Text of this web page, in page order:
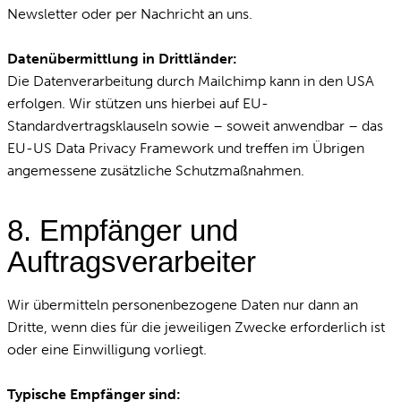
Newsletter oder per Nachricht an uns.
Datenübermittlung in Drittländer:
Die Datenverarbeitung durch Mailchimp kann in den USA
erfolgen. Wir stützen uns hierbei auf EU-
Standardvertragsklauseln sowie – soweit anwendbar – das
EU-US Data Privacy Framework und treffen im Übrigen
angemessene zusätzliche Schutzmaßnahmen.
8. Empfänger und
Auftragsverarbeiter
Wir übermitteln personenbezogene Daten nur dann an
Dritte, wenn dies für die jeweiligen Zwecke erforderlich ist
oder eine Einwilligung vorliegt.
Typische Empfänger sind: